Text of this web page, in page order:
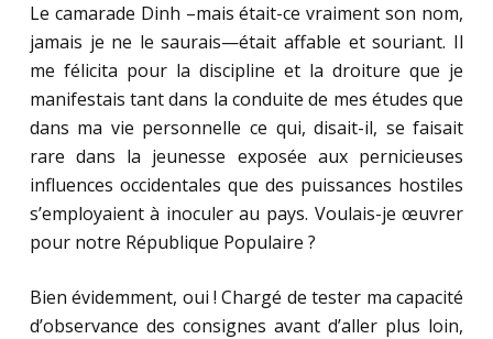
Le camarade Dinh –mais était-ce vraiment son nom,
jamais je ne le saurais—était affable et souriant. Il
me félicita pour la discipline et la droiture que je
manifestais tant dans la conduite de mes études que
dans ma vie personnelle ce qui, disait-il, se faisait
rare dans la jeunesse exposée aux pernicieuses
influences occidentales que des puissances hostiles
s’employaient à inoculer au pays. Voulais-je œuvrer
pour notre République Populaire ?
Bien évidemment, oui ! Chargé de tester ma capacité
d’observance des consignes avant d’aller plus loin,